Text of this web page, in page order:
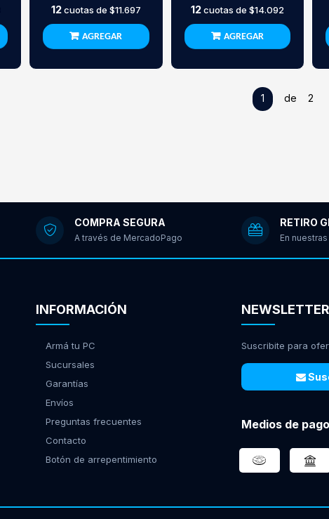
12cuotas de $11.697
AGREGAR
12cuotas de $14.092
AGREGAR
1 de 2
COMPRA SEGURA
A través de MercadoPago
RETIRO
En
INFORMACIÓN
Armá tu PC
Sucursales
Garantías
Envíos
Preguntas frecuentes
Contacto
Botón de arrepentimiento
NEWSLETTER
Suscribite para
Medios de pago